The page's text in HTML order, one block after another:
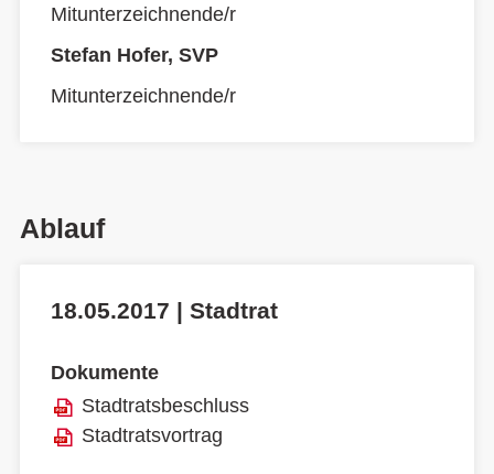
Mitunterzeichnende/r
Stefan Hofer, SVP
Mitunterzeichnende/r
Ablauf
18.05.2017 | Stadtrat
Dokumente
Stadtratsbeschluss
Stadtratsvortrag